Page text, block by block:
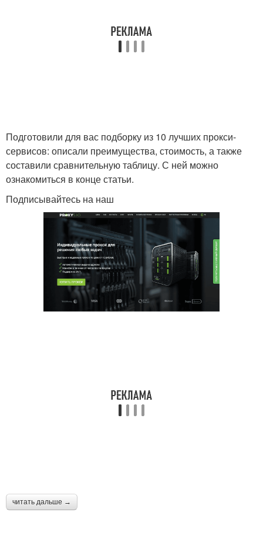
Подготовили для вас подборку из 10 лучших прокси-
сервисов: описали преимущества, стоимость, а также
составили сравнительную таблицу. С ней можно
ознакомиться в конце статьи.
Подписывайтесь на наш
читать дальше →